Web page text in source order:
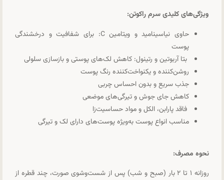
ویژگی‌های کلیدی سرم راکوتن:
حاوی نیاسینامید و ویتامین C: برای شفافیت و درخشندگی
پوست
بتا آربوتین و رتینول: کاهش لک‌های پوستی و بازسازی سلولی
روشن‌کننده و یکنواخت‌کننده رنگ پوست
جذب سریع و بدون احساس چربی
کاهش جای جوش و تیرگی‌های موضعی
فاقد پارابن، الکل و مواد حساسیت‌زا
مناسب انواع پوست به‌ویژه پوست‌های دارای لک و تیرگی
نحوه مصرف:
روزانه ۱ تا ۲ بار (صبح و شب) پس از شست‌وشوی صورت، چند قطره از